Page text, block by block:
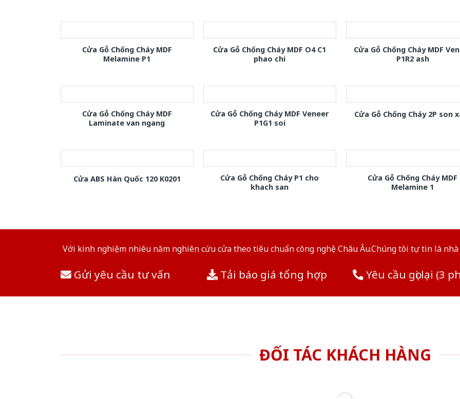
Cửa Gỗ Chống Cháy MDF
Melamine P1
Cửa Gỗ Chống Cháy MDF O4 C1
phao chi
Cửa Gỗ Chống Cháy MDF
P1R2 ash
Cửa Gỗ Chống Cháy MDF
Laminate van ngang
Cửa Gỗ Chống Cháy MDF Veneer
P1G1 soi
Cửa Gỗ Chống Cháy 2P son
Cửa ABS Hàn Quốc 120 K0201
Cửa Gỗ Chống Cháy P1 cho
khach san
Cửa Gỗ Chống Cháy MDF
Melamine 1
Với kinh nghiệm nhiêu năm nghiên cứu cửa theo tiêu chuẩn công nghệ Châu Âu.Chúng tôi tự tin là
Gửi yêu cầu tư vấn Tải báo giá tổng hợp Yêu cầu gọi lại (3
ĐỐI TÁC KHÁCH HÀNG